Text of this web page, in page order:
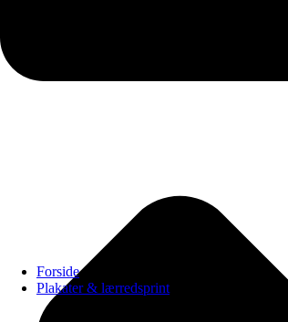
Forside
Plakater & lærredsprint